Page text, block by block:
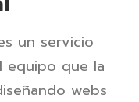
un servicio
equipo que la
webs